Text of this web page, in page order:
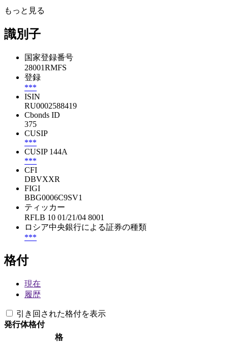
もっと見る
識別子
国家登録番号
28001RMFS
登録
***
ISIN
RU0002588419
Cbonds ID
375
CUSIP
***
CUSIP 144A
***
CFI
DBVXXR
FIGI
BBG0006C9SV1
ティッカー
RFLB 10 01/21/04 8001
ロシア中央銀行による証券の種類
***
格付
現在
履歴
引き回された格付を表示
発行体格付
格